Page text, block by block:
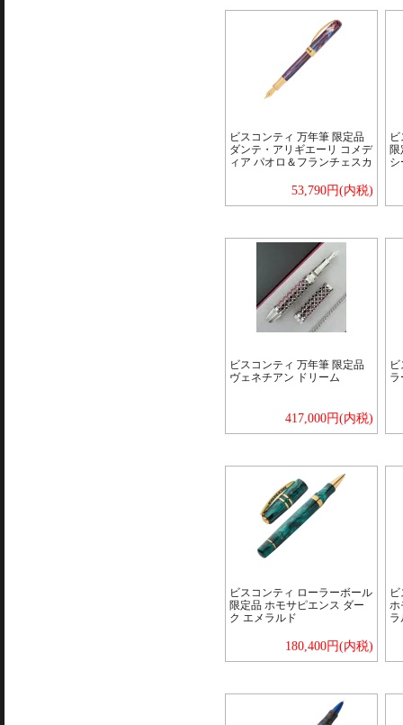
ビスコンティ 万年筆 限定品
ダンテ・アリギエーリ コメデ
ィア パオロ＆フランチェスカ
53,790円(内税)
限
シ
ビスコンティ 万年筆 限定品
ヴェネチアン ドリーム
417,000円(内税)
ラ
ビスコンティ ローラーボール
限定品 ホモサピエンス ダー
ク エメラルド
180,400円(内税)
ホ
ラ